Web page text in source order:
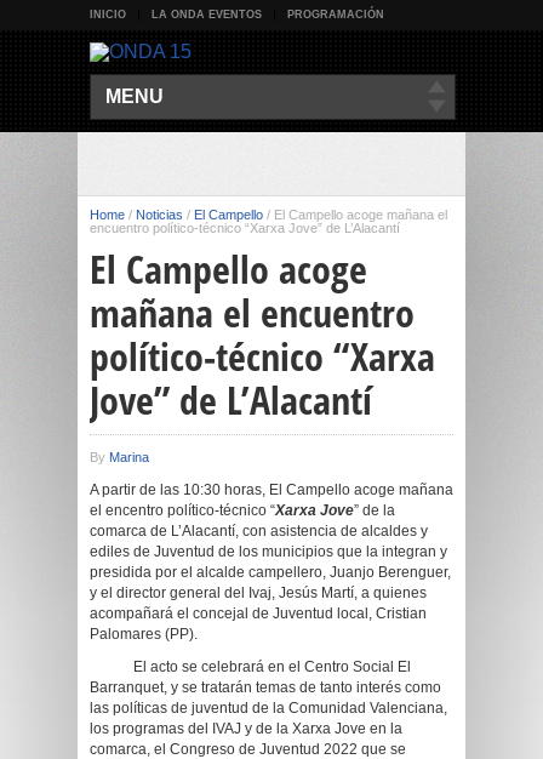
INICIO LA ONDA EVENTOS PROGRAMACIÓN
MENU
Home / Noticias / El Campello / El Campello acoge mañana el
encuentro político-técnico “Xarxa Jove” de L’Alacantí
El Campello acoge
mañana el encuentro
político-técnico “Xarxa
Jove” de L’Alacantí
By Marina
A partir de las 10:30 horas, El Campello acoge mañana
el encentro político-técnico “Xarxa Jove” de la
comarca de L’Alacantí, con asistencia de alcaldes y
ediles de Juventud de los municipios que la integran y
presidida por el alcalde campellero, Juanjo Berenguer,
y el director general del Ivaj, Jesús Martí, a quienes
acompañará el concejal de Juventud local, Cristian
Palomares (PP).
El acto se celebrará en el Centro Social El
Barranquet, y se tratarán temas de tanto interés como
las políticas de juventud de la Comunidad Valenciana,
los programas del IVAJ y de la Xarxa Jove en la
comarca, el Congreso de Juventud 2022 que se